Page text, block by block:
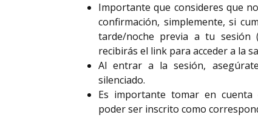
Importante que consideres que
confirmación, simplemente, si
tarde/noche previa a tu sesión
recibirás el link para acceder a la
Al entrar a la sesión,
silenciado.
Es importante tomar en cuenta
poder ser inscrito como